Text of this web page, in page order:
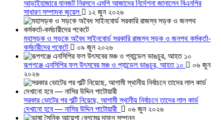
আড়াইহাজারে যানজট নিরসনে এমপি আজাদের নির্দেশনা জানালেন বিএনপির
সাধারণ সম্পাদক জুয়েল
১২ জুন ২০২৬
মহাসড়ক ও সড়কে অবৈধ সাইনবোর্ড সরকারি রাজস্ব সড়ক ও জনপথ কর্মকর্তা-
কর্মচারীদের পকেটে
০৯ জুন ২০২৬
রূপগঞ্জে এনসিপির ফল উৎসবের মঞ্চ ও প্যান্ডেল ভাঙচুর, আহত ১০
০৬ জুন
২০২৬
সরকার ভোটের পর পল্টি নিয়েছে, আগামী স্থানীয় নির্বাচনে তাদের লাল কার্ড
দেখানো হবে — নাসির উদ্দিন পাটোয়ারী
০৬ জুন ২০২৬